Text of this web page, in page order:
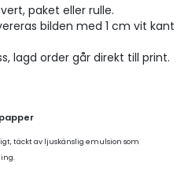
paket eller rulle.
bilden med 1 cm vit kant
lagd order går direkt till print.
täckt av ljuskänslig emulsion som